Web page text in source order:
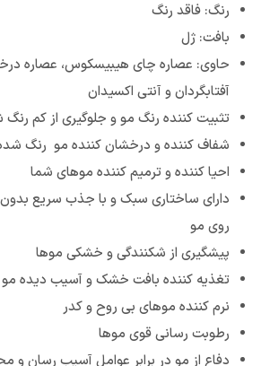
رنگ: فاقد رنگ
بافت: ژل
حاوی: عصاره چای هیبیسکوس، عصاره درخت
آفتابگردان و آنتی اکسیدان
تثبیت کننده رنگ مو و جلوگیری از کم
شفاف کننده و درخشان کننده مو رنگ
احیا کننده و ترمیم کننده موهای شما
دارای ساختاری سبک و با جذب سریع بدون
روی مو
پیشگیری از شکنندگی و خشکی موها
تغذیه کننده بافت خشک و آسیب دیده مو
نرم کننده موهای بی روح و کدر
رطوبت رسانی قوی موها
دفاع از مو در برابر عوامل آسیب رسان و